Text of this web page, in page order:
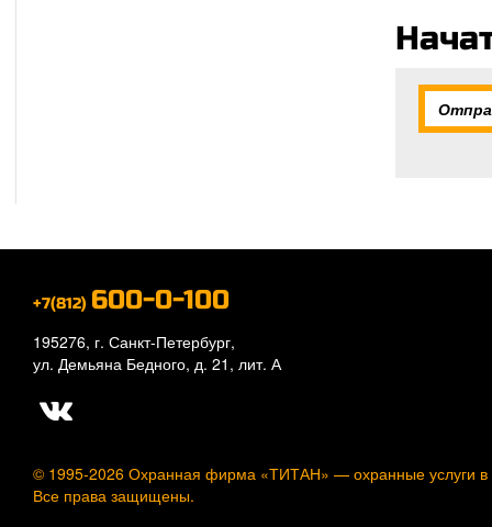
+7(812) 600-0-100
195276, г. Санкт-Петербург,
ул. Демьяна Бедного, д. 21, лит. А
© 1995-2026 Охранная фирма «ТИТАН» — охранные услуги
Все права защищены.